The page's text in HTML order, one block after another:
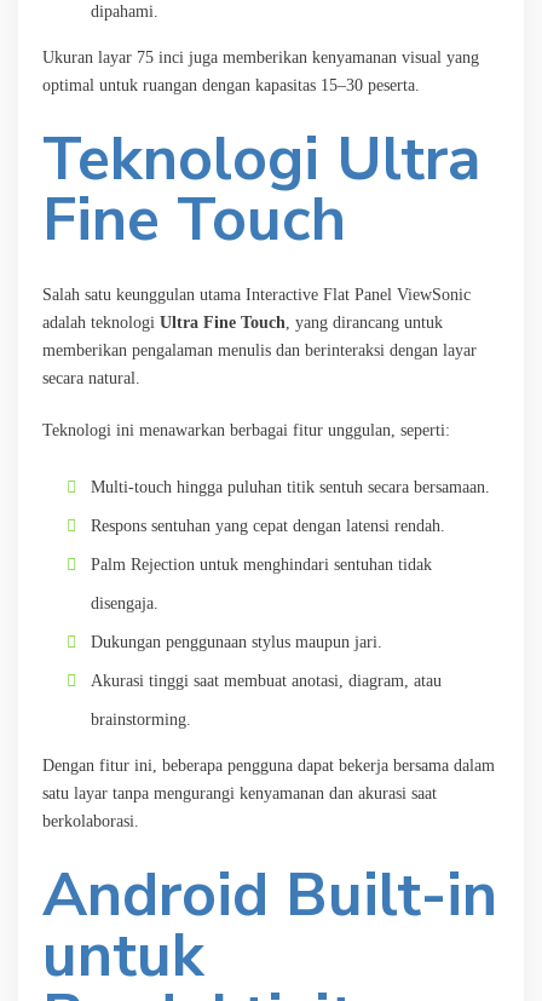
dipahami.
Ukuran layar 75 inci juga memberikan kenyamanan visual yang
optimal untuk ruangan dengan kapasitas 15–30 peserta.
Teknologi Ultra
Fine Touch
Salah satu keunggulan utama Interactive Flat Panel ViewSonic
adalah teknologi Ultra Fine Touch , yang dirancang untuk
memberikan pengalaman menulis dan berinteraksi dengan layar
secara natural.
Teknologi ini menawarkan berbagai fitur unggulan, seperti:
Multi-touch hingga puluhan titik sentuh secara bersamaan.
Respons sentuhan yang cepat dengan latensi rendah.
Palm Rejection untuk menghindari sentuhan tidak
disengaja.
Dukungan penggunaan stylus maupun jari.
Akurasi tinggi saat membuat anotasi, diagram, atau
brainstorming.
Dengan fitur ini, beberapa pengguna dapat bekerja bersama dalam
satu layar tanpa mengurangi kenyamanan dan akurasi saat
berkolaborasi.
Android Built-in
untuk